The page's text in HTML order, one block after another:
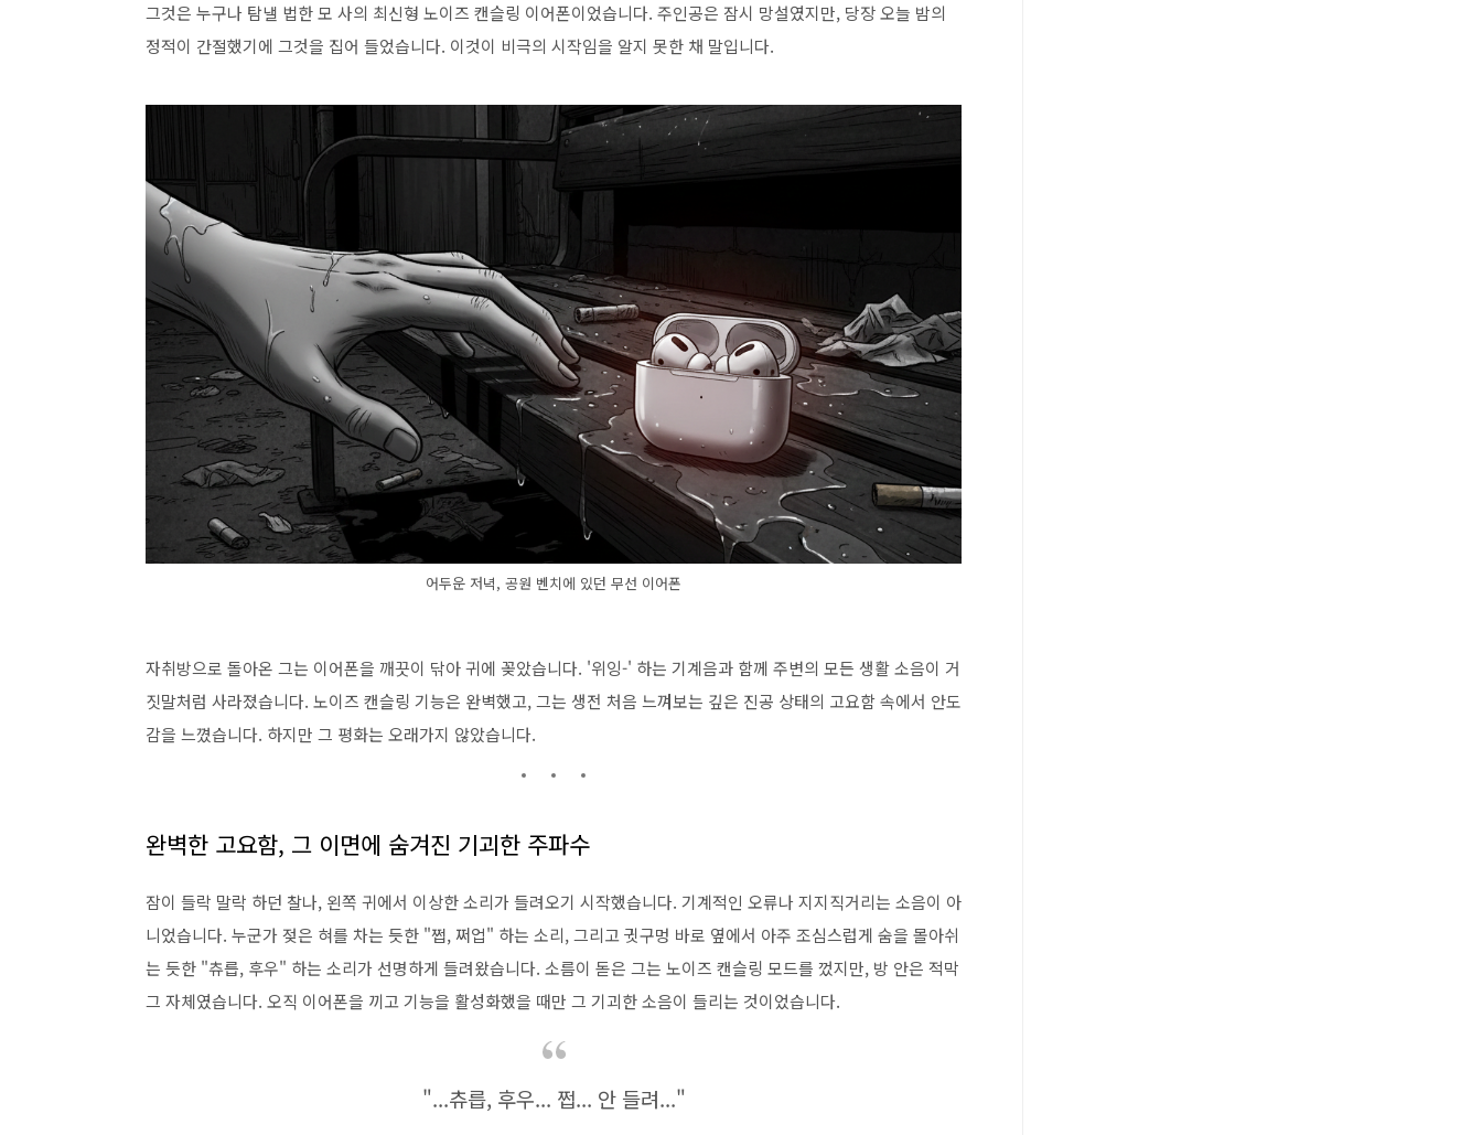
그것은 누구나 탐낼 법한 모 사의 최신형 노이즈 캔슬링 이어폰이었습니다. 주인공은 잠시 망설였지만, 당장 오늘 밤의
정적이 간절했기에 그것을 집어 들었습니다. 이것이 비극의 시작임을 알지 못한 채 말입니다.
어두운 저녁, 공원 벤치에 있던 무선 이어폰
자취방으로 돌아온 그는 이어폰을 깨끗이 닦아 귀에 꽂았습니다. '위잉-' 하는 기계음과 함께 주변의 모든 생활 소음이 거
짓말처럼 사라졌습니다. 노이즈 캔슬링 기능은 완벽했고, 그는 생전 처음 느껴보는 깊은 진공 상태의 고요함 속에서 안도
감을 느꼈습니다. 하지만 그 평화는 오래가지 않았습니다.
완벽한 고요함, 그 이면에 숨겨진 기괴한 주파수
잠이 들락 말락 하던 찰나, 왼쪽 귀에서 이상한 소리가 들려오기 시작했습니다. 기계적인 오류나 지지직거리는 소음이 아
니었습니다. 누군가 젖은 혀를 차는 듯한 "쩝, 쩌업" 하는 소리, 그리고 귓구멍 바로 옆에서 아주 조심스럽게 숨을 몰아쉬
는 듯한 "츄릅, 후우" 하는 소리가 선명하게 들려왔습니다. 소름이 돋은 그는 노이즈 캔슬링 모드를 껐지만, 방 안은 적막
그 자체였습니다. 오직 이어폰을 끼고 기능을 활성화했을 때만 그 기괴한 소음이 들리는 것이었습니다.
"...츄릅, 후우... 쩝... 안 들려..."